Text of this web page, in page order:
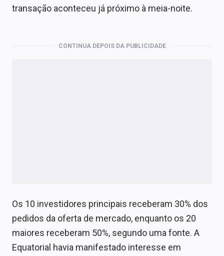
transação aconteceu já próximo à meia-noite.
CONTINUA DEPOIS DA PUBLICIDADE
Os 10 investidores principais receberam 30% dos
pedidos da oferta de mercado, enquanto os 20
maiores receberam 50%, segundo uma fonte. A
Equatorial havia manifestado interesse em